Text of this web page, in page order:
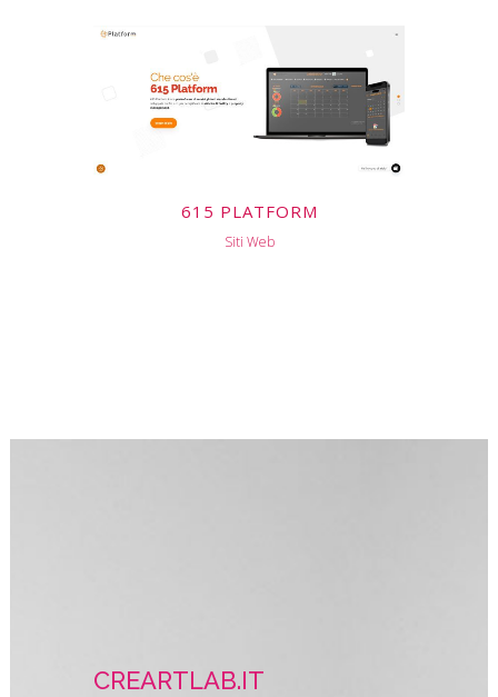
615 PLATFORM
Siti Web
CREARTLAB.IT